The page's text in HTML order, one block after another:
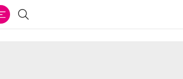
Buscar